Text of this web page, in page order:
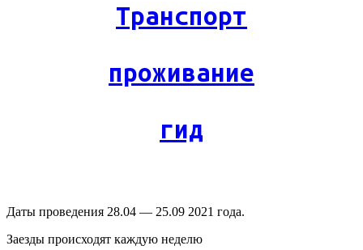
Транспорт
проживание
гид
Даты проведения 28.04 — 25.09 2021 года.
Заезды происходят каждую неделю